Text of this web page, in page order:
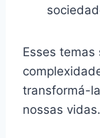
Esses
transformá-
nossas vidas.